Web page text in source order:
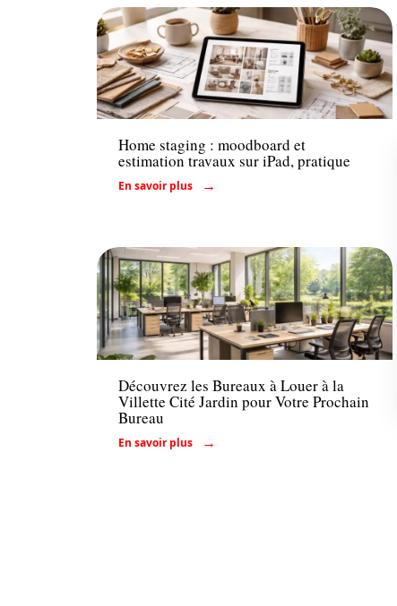
Immo
Home staging : moodboard et
estimation travaux sur iPad, pratique
En savoir plus
Louer
Découvrez les Bureaux à Louer à la
Villette Cité Jardin pour Votre Prochain
Bureau
En savoir plus